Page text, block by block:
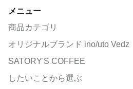
メニュー
商品カテゴリ
オリジナルブランド ino/uto Vedz
SATORY'S COFFEE
したいことから選ぶ